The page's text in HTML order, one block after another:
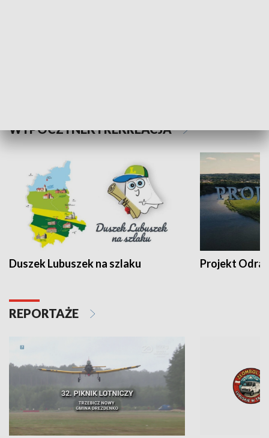
WYPOCZYNEK I REKREACJA
Duszek Lubuszek na szlaku Projekt Odra
REPORTAŻE